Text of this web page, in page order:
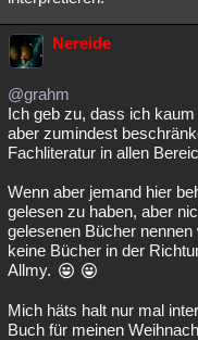
Nereide
@grahm
Ich geb zu, dass ich
aber zumindest
Fachliteratur in allen
Wenn aber jemand hier
gelesen zu haben, aber
gelesenen Bücher
keine Bücher in der
Allmy.
Mich häts halt nur mal
Buch für meinen